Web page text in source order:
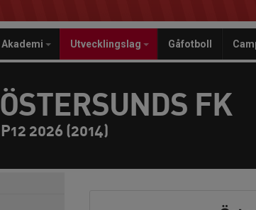
Akademi Utvecklingslag Gåfotboll
ÖSTERSUNDS FK
P12 2026 (2014)